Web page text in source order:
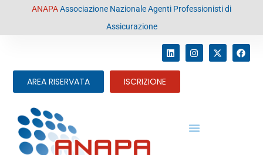
contenutoANAPAAssociazione Nazionale Agenti Professionisti di
Assicurazione
AREA RISERVATA ISCRIZIONE